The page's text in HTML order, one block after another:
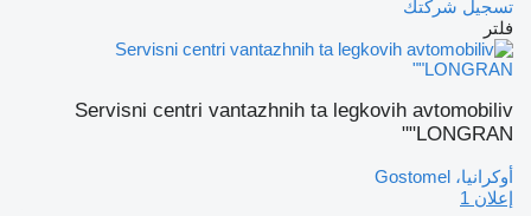
تسجيل شركتك
فلتر
Servisni centri vantazhnih ta legkovih avtomobiliv
"LONGRAN"
أوكرانيا، Gostomel
إعلان 1